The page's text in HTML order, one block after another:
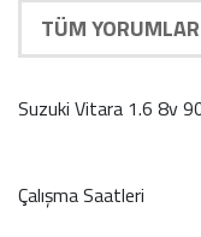
TÜM YORUMLAR
Suzuki Vitara 1.6 8v
Çalışma Saatleri